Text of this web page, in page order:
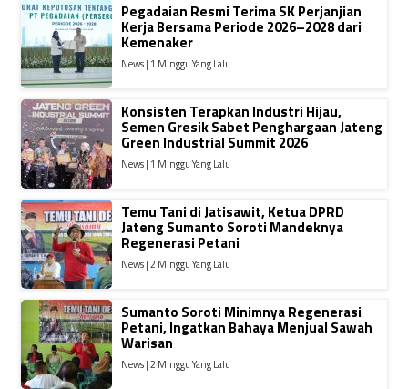
Pegadaian Resmi Terima SK Perjanjian
Kerja Bersama Periode 2026–2028 dari
Kemenaker
News | 1 Minggu Yang Lalu
Konsisten Terapkan Industri Hijau,
Semen Gresik Sabet Penghargaan Jateng
Green Industrial Summit 2026
News | 1 Minggu Yang Lalu
Temu Tani di Jatisawit, Ketua DPRD
Jateng Sumanto Soroti Mandeknya
Regenerasi Petani
News | 2 Minggu Yang Lalu
Sumanto Soroti Minimnya Regenerasi
Petani, Ingatkan Bahaya Menjual Sawah
Warisan
News | 2 Minggu Yang Lalu